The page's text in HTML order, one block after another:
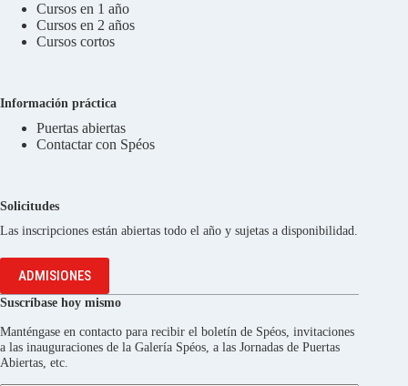
Cursos en 1 año
Cursos en 2 años
Cursos cortos
Información práctica
Puertas abiertas
Contactar con Spéos
Solicitudes
Las inscripciones están abiertas todo el año y sujetas a disponibilidad.
ADMISIONES
Suscríbase hoy mismo
Manténgase en contacto para recibir el boletín de Spéos, invitaciones
a las inauguraciones de la Galería Spéos, a las Jornadas de Puertas
Abiertas, etc.